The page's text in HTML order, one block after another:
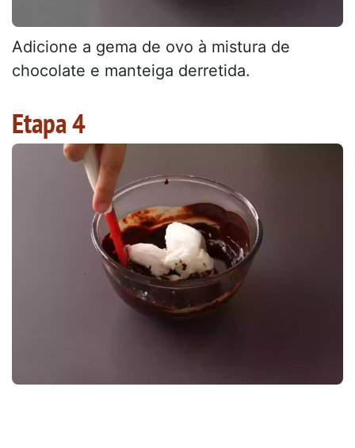
Adicione a gema de ovo à mistura de
chocolate e manteiga derretida.
Etapa 4